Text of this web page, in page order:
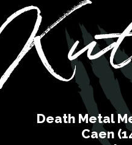
Death Metal
Caen